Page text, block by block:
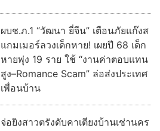
ผบช.ภ.1 “วัฒนา ยี่จีน” เตือนภัยแก๊งส
แกมเมอร์ลวงเด็กหาย! เผยปี 68 เด็ก
หายพุ่ง 19 ราย ใช้ “งานค่าตอบแทน
สูง–Romance Scam” ล่อส่งประเทศ
เพื่อนบ้าน
จ่อยิงสาวตรังดับคาเตียงบ้านเช่านคร